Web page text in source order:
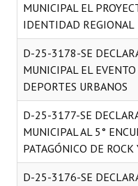
MUNICIPAL EL
IDENTIDAD REGIONAL
D-25-3178-SE
MUNICIPAL EL
DEPORTES URBANOS
D-25-3177-SE
MUNICIPAL AL 5°
PATAGÓNICO DE ROCK
D-25-3176-SE